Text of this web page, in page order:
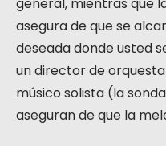
general, mientras que
asegura de que se
deseada donde usted
un director de
músico solista (la
aseguran de que la